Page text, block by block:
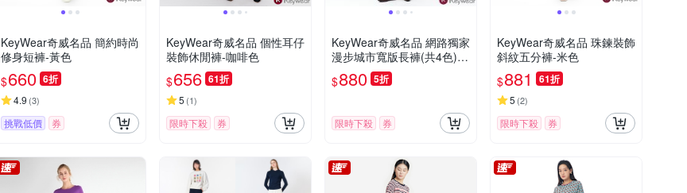
KeyWear奇威名品 簡約時尚
修身短褲-黃色
$660 6折
4.9 (3)
挑戰低價 券
KeyWear奇威名品 個性耳仔
裝飾休閒褲-咖啡色
$656 61折
5 (1)
限時下殺 券
KeyWear奇威名品 網路獨家
漫步城市寬版長褲(共4色)-
卡其色
$880 5折
限時下殺 券
KeyWear奇威名品 珠鍊裝飾
斜紋五分褲-米色
$881 61折
5 (2)
限時下殺 券